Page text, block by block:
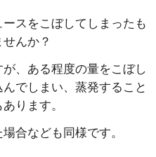
スをこぼしてしまったも
んか？
、ある程度の量をこぼし
でしまい、蒸発すること
ります。
合なども同様です。